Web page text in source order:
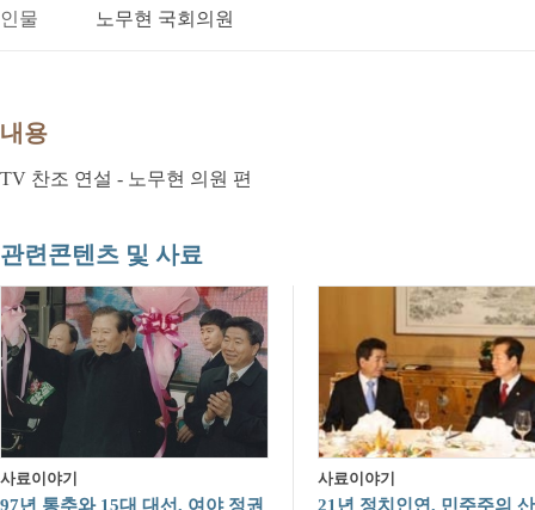
인물 노무현 국회의원
내용
TV 찬조 연설 - 노무현 의원 편
관련콘텐츠 및 사료
사료이야기
97년 통추와 15대 대선, 여야 정권
사료이야기
21년 정치인연, 민주주의